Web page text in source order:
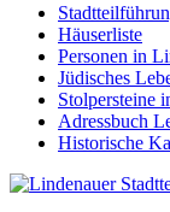
Häuserliste
Personen in
Jüdisches
Stolpersteine
Adressbuch
Historische